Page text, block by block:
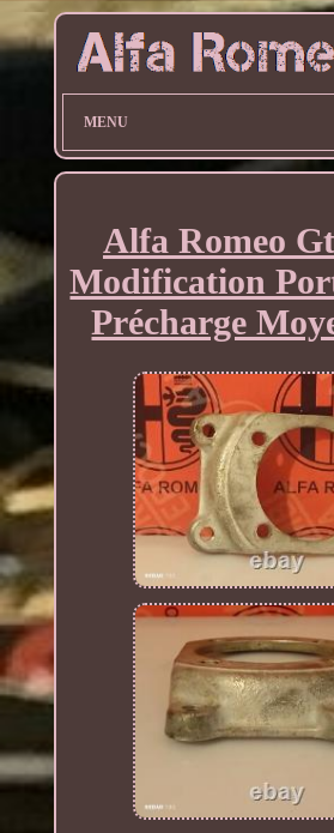
MENU
Alfa Romeo
Modification
Précharge